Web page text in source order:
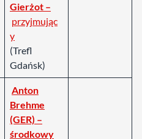
Gierżot –
przyjmując
y
(Trefl
Gdańsk)
Anton
Brehme
(GER) –
środkowy